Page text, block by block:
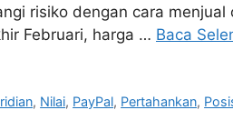
risiko dengan cara
Februari, harga … Baca
, Nilai, PayPal, Pertahankan,